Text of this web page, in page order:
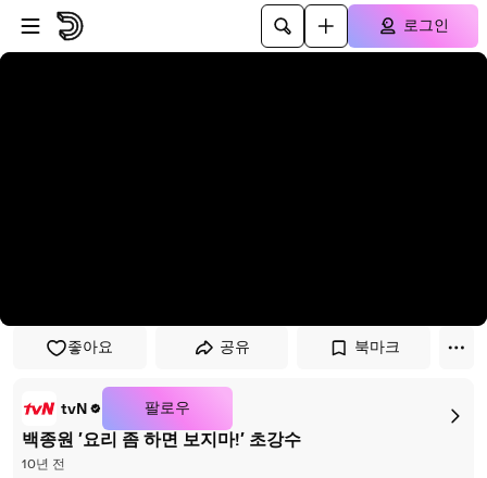
플레이어로 건너뛰기
본문으로 건너뛰기
로그인
좋아요 공유 북마크
tvN 팔로우
백종원 ′요리 좀 하면 보지마!′ 초강수
10년 전